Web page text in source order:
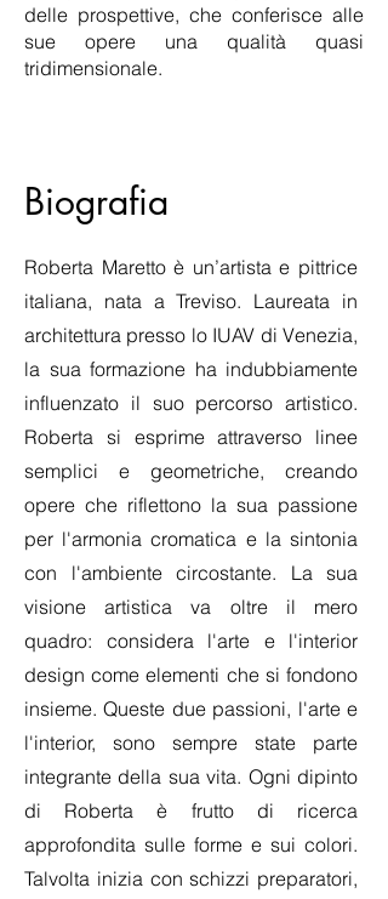
delle prospettive, che conferisce alle
sue opere una qualità quasi
tridimensionale.
Biografia
Roberta Maretto è un’artista e pittrice
italiana, nata a Treviso. Laureata in
architettura presso lo IUAV di Venezia,
la sua formazione ha indubbiamente
influenzato il suo percorso artistico.
Roberta si esprime attraverso linee
semplici e geometriche, creando
opere che riflettono la sua passione
per l'armonia cromatica e la sintonia
con l'ambiente circostante. La sua
visione artistica va oltre il mero
quadro: considera l'arte e l'interior
design come elementi che si fondono
insieme. Queste due passioni, l'arte e
l'interior, sono sempre state parte
integrante della sua vita. Ogni dipinto
di Roberta è frutto di ricerca
approfondita sulle forme e sui colori.
Talvolta inizia con schizzi preparatori,